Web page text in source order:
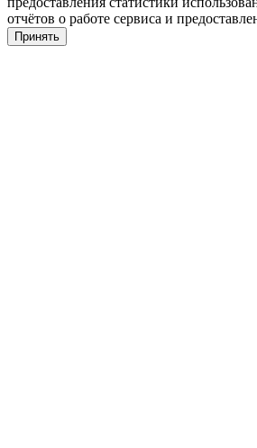
отчётов о работе сервиса и
Принять